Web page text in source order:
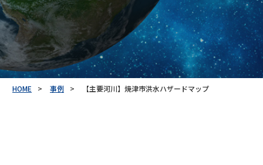
HOME 事例 【主要河川】焼津市洪水ハザードマップ